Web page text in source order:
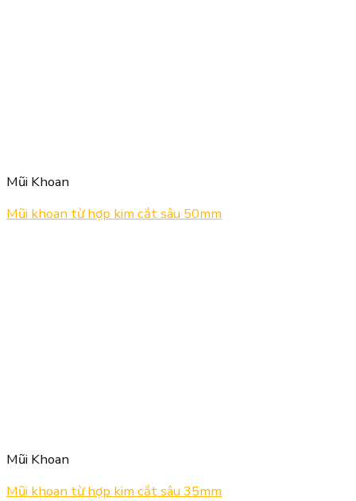
Mũi Khoan
Mũi khoan từ hợp kim cắt sâu 50mm
Mũi Khoan
Mũi khoan từ hợp kim cắt sâu 35mm